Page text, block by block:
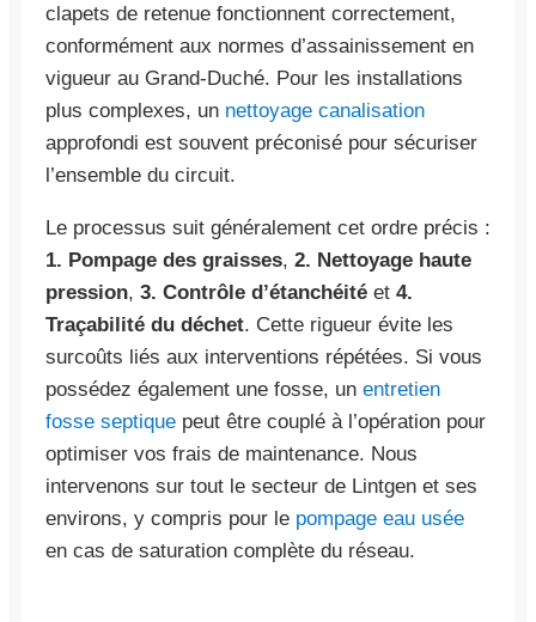
clapets de retenue fonctionnent correctement,
conformément aux normes d’assainissement en
vigueur au Grand-Duché. Pour les installations
plus complexes, un nettoyage canalisation
approfondi est souvent préconisé pour sécuriser
l’ensemble du circuit.
Le processus suit généralement cet ordre précis :
1. Pompage des graisses, 2. Nettoyage haute
pression, 3. Contrôle d’étanchéité et 4.
Traçabilité du déchet. Cette rigueur évite les
surcoûts liés aux interventions répétées. Si vous
possédez également une fosse, un entretien
fosse septique peut être couplé à l’opération pour
optimiser vos frais de maintenance. Nous
intervenons sur tout le secteur de Lintgen et ses
environs, y compris pour le pompage eau usée
en cas de saturation complète du réseau.